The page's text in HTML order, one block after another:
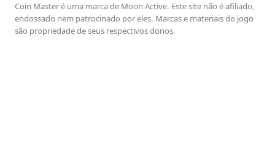
Coin Master é uma marca de Moon Active. Este site não é afiliado,
endossado nem patrocinado por eles. Marcas e materiais do jogo
são propriedade de seus respectivos donos.